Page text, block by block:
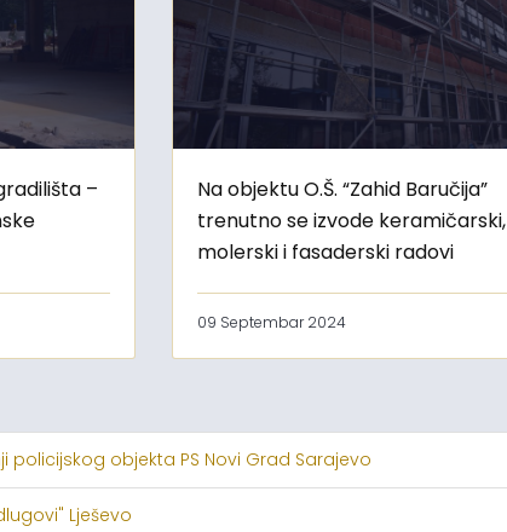
–
Na objektu O.Š. “Zahid Baručija”
trenutno se izvode keramičarski,
molerski i fasaderski radovi
09 Septembar 2024
objekta PS Novi Grad Sarajevo
Lješevo